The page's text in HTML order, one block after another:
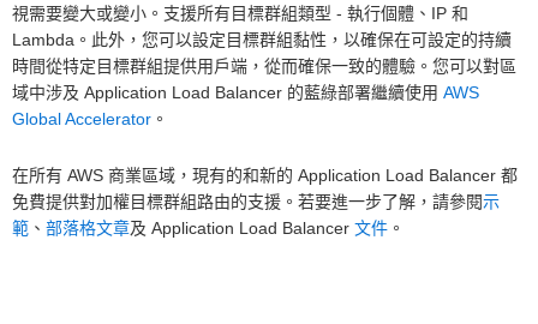
視需要變大或變小。支援所有目標群組類型 - 執行個體、IP 和
Lambda。此外，您可以設定目標群組黏性，以確保在可設定的持續
時間從特定目標群組提供用戶端，從而確保一致的體驗。您可以對區
域中涉及 Application Load Balancer 的藍綠部署繼續使用 AWS
Global Accelerator 。
在所有 AWS 商業區域，現有的和新的 Application Load Balancer 都
免費提供對加權目標群組路由的支援。若要進一步了解，請參閱示
範 、 部落格文章及 Application Load Balancer 文件 。